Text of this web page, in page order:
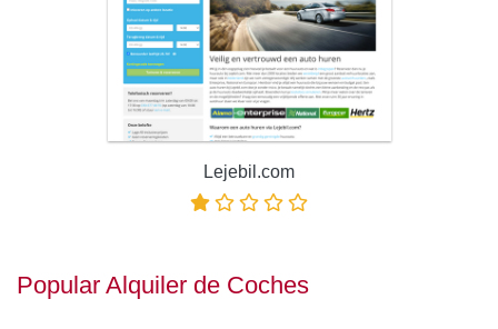
Lejebil.com
Popular Alquiler de Coches